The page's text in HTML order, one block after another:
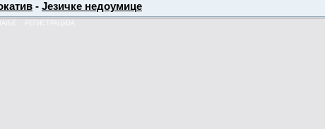
- Језичке недоумице